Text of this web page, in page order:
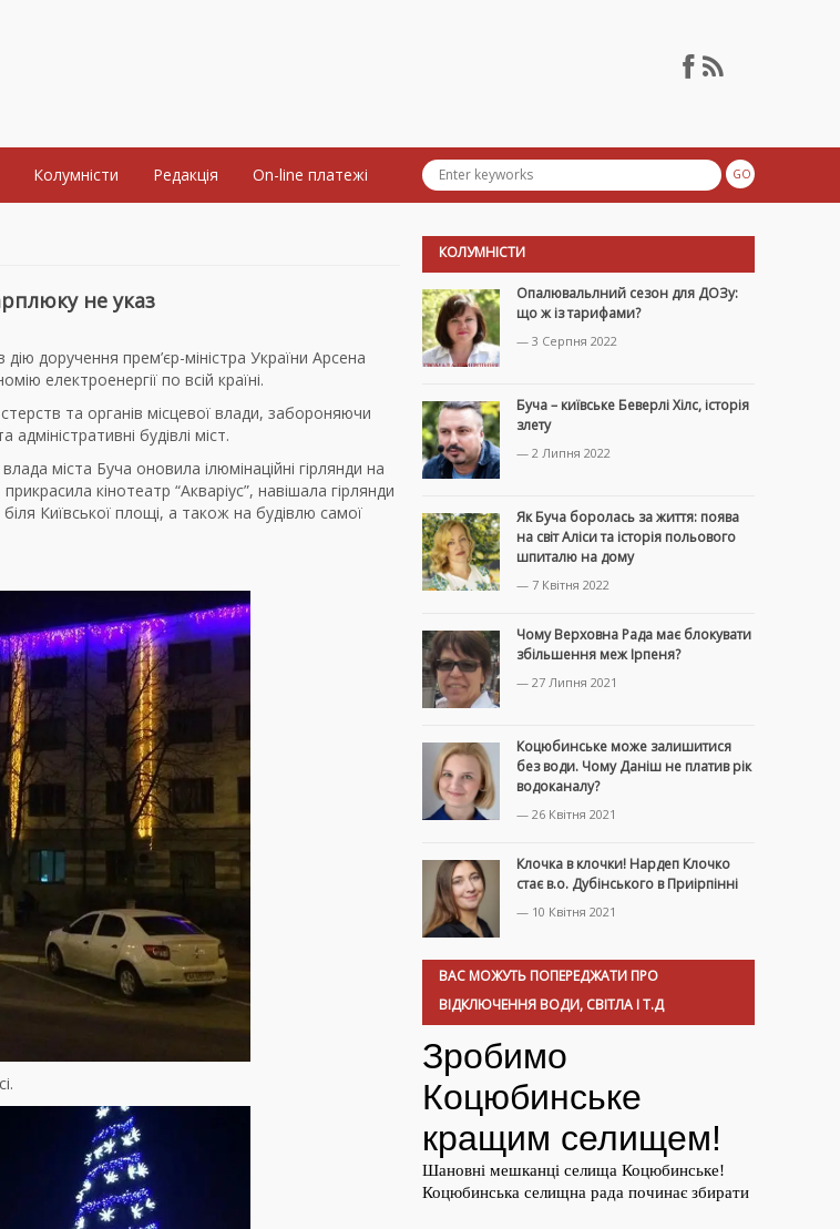
Колумністи Редакція On-line платежі
не указ
доручення прем’єр-міністра України Арсена
електроенергії по всій країні.
та органів місцевої влади, забороняючи
будівлі міст.
міста Буча оновила ілюмінаційні гірлянди на
кінотеатр “Акваріус”, навішала гірлянди
Київської площі, а також на будівлю самої
КОЛУМНІСТИ
Опалювальлний сезон для ДОЗу:
що ж із тарифами?
— 3 Серпня 2022
Буча – київське Беверлі Хілс, історія
злету
— 2 Липня 2022
Як Буча боролась за життя: поява
на світ Аліси та історія польового
шпиталю на дому
— 7 Квітня 2022
Чому Верховна Рада має блокувати
збільшення меж Ірпеня?
— 27 Липня 2021
Коцюбинське може залишитися
без води. Чому Даніш не платив рік
водоканалу?
— 26 Квітня 2021
Клочка в клочки! Нардеп Клочко
стає в.о. Дубінського в Приірпінні
— 10 Квітня 2021
ВАС МОЖУТЬ ПОПЕРЕДЖАТИ ПРО
ВІДКЛЮЧЕННЯ ВОДИ, СВІТЛА І Т.Д